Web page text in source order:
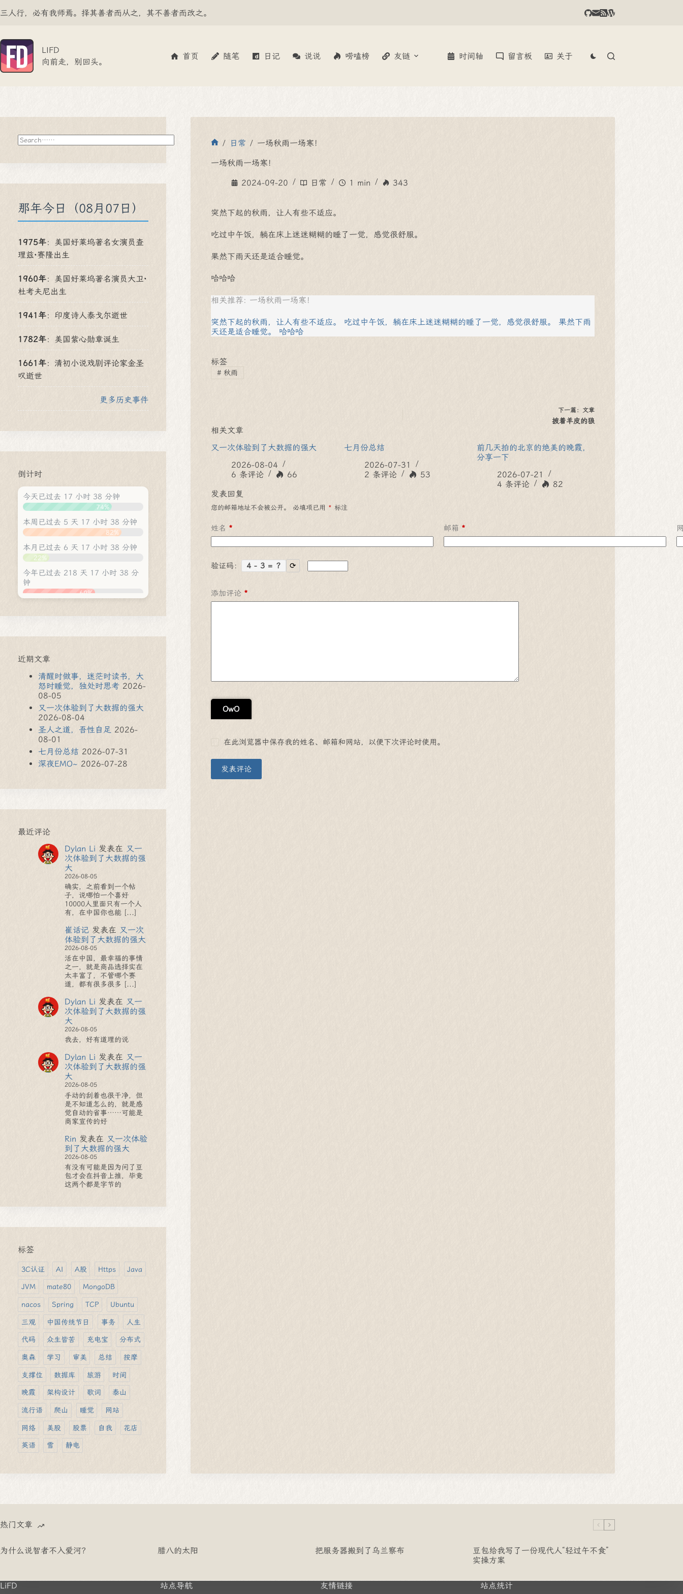
至
三人行，必有我师焉。择其善者而从之，其不善者而改之。
LIFD
向前走，别回头。
首页 随笔 日记 说说 唠嗑榜 友链 时间轴 留言板 关于
页
/ 日常 / 一场秋雨一场寒！
一场秋雨一场寒！
2024-09-20 日常 1 min 343
突然下起的秋雨，让人有些不适应。
吃过中午饭，躺在床上迷迷糊糊的睡了一觉，感觉很舒服。
果然下雨天还是适合睡觉。
哈哈哈
相关推荐: 一场秋雨一场寒！
突然下起的秋雨，让人有些不适应。 吃过中午饭，躺在床上迷迷糊糊的睡了一觉，感觉很舒服。 果然下雨
天还是适合睡觉。 哈哈哈
标签
#秋雨
下一篇： 文章
披着羊皮的狼
相关文章
又一次体验到了大数据的强大
2026-08-04
6 条评论
66
七月份总结
2026-07-31
2 条评论
53
前几天拍的北京的绝美的晚霞，
分享一下
2026-07-21
4 条评论
82
发表回复
您的邮箱地址不会被公开。 必填项已用 * 标注
姓名 * 邮箱 *
验证码： 4 - 3 = ? ⟳
添加评论*
OwO
在此浏览器中保存我的姓名、邮箱和网站，以便下次评论时使用。
发表评论
搜
索
那年今日（08月07日）
1975年： 美国好莱坞著名女演员查
理兹·赛隆出生
1960年： 美国好莱坞著名演员大卫·
杜考夫尼出生
1941年： 印度诗人泰戈尔逝世
1782年： 美国紫心勋章诞生
1661年： 清初小说戏剧评论家金圣
叹逝世
更多历史事件
倒计时
今天已过去 17 小时 38 分钟
74%
本周已过去 5 天 17 小时 38 分钟
82%
本月已过去 6 天 17 小时 38 分钟
22%
今年已过去 218 天 17 小时 38 分
钟
60%
近期文章
清醒时做事，迷茫时读书，大
怒时睡觉，独处时思考 2026-
08-05
又一次体验到了大数据的强大
2026-08-04
圣人之道，吾性自足 2026-
08-01
七月份总结 2026-07-31
深夜EMO~ 2026-07-28
最近评论
Dylan Li 发表在 又一
次体验到了大数据的强
大
2026-08-05
确实，之前看到一个帖
子，说哪怕一个喜好
10000人里面只有一个人
有，在中国你也能 [...]
崔话记 发表在 又一次
体验到了大数据的强大
2026-08-05
活在中国，最幸福的事情
之一，就是商品选择实在
太丰富了，不管哪个赛
道，都有很多很多 [...]
Dylan Li 发表在 又一
次体验到了大数据的强
大
2026-08-05
我去，好有道理的说
Dylan Li 发表在 又一
次体验到了大数据的强
大
2026-08-05
手动的刮着也很干净，但
是不知道怎么的，就是感
觉自动的省事……可能是
商家宣传的好
Rin 发表在 又一次体验
到了大数据的强大
2026-08-05
有没有可能是因为问了豆
包才会在抖音上推，毕竟
这两个都是字节的
标签
3C认证 AI A股 Https Java
JVM mate80 MongoDB
nacos Spring TCP Ubuntu
三观 中国传统节日 事务 人生
代码 众生皆苦 充电宝 分布式
奥森 学习 审美 总结 按摩
支撑位 数据库 旅游 时间
晚霞 架构设计 歌词 泰山
流行语 爬山 睡觉 网站
网络 美股 股票 自我 花店
英语 雪 静电
热门文章
为什么说智者不入爱河？ 腊八的太阳 把服务器搬到了乌兰察布
豆包给我写了一份现代人“轻过午不食”
实操方案
LiFD 站点导航 友情链接 站点统计